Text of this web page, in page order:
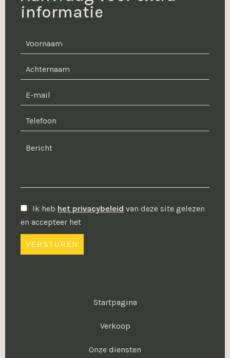
informatie
Ik heb het privacybeleid van deze site gelezen
en accepteer het
VERSTUREN
Startpagina
Verkoop
Onze diensten